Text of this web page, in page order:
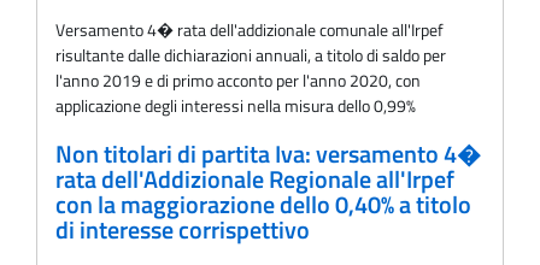
Versamento 4� rata dell'addizionale comunale all'Irpef
risultante dalle dichiarazioni annuali, a titolo di saldo per
l'anno 2019 e di primo acconto per l'anno 2020, con
applicazione degli interessi nella misura dello 0,99%
Non titolari di partita Iva: versamento 4�
rata dell'Addizionale Regionale all'Irpef
con la maggiorazione dello 0,40% a titolo
di interesse corrispettivo